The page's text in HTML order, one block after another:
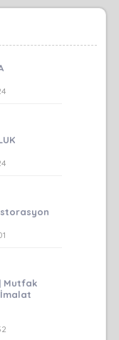
Mutfak
İmalat